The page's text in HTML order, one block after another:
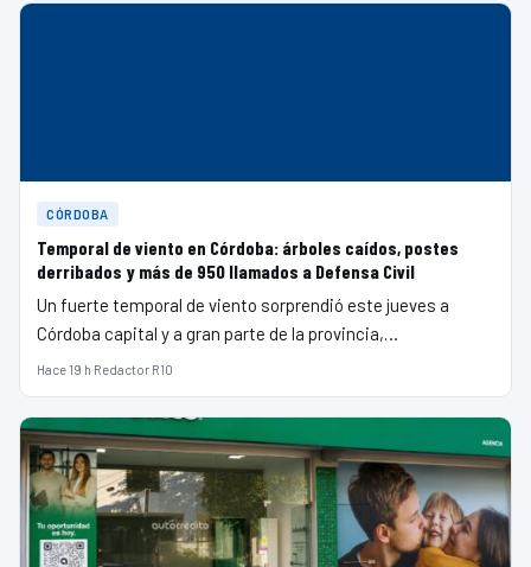
CÓRDOBA
Temporal de viento en Córdoba: árboles caídos, postes
derribados y más de 950 llamados a Defensa Civil
Un fuerte temporal de viento sorprendió este jueves a
Córdoba capital y a gran parte de la provincia,…
Hace 19 h·Redactor R10